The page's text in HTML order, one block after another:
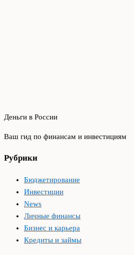
Деньги в России
Ваш гид по финансам и инвестициям
Рубрики
Бюджетирование
Инвестиции
News
Личные финансы
Бизнес и карьера
Кредиты и займы